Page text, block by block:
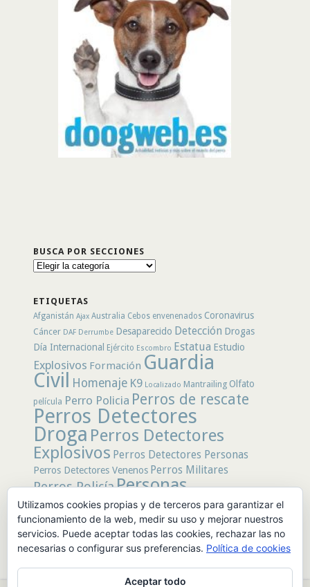
BUSCA POR SECCIONES
Busca
ETIQUETAS
Afganistán Ajax Australia Cebos envenenados Coronavirus
Cáncer DAF Derrumbe Desaparecido Detección Drogas
Día Internacional
Ejército Escombro Estatua Estudio
Explosivos Formación Guardia
Civil Homenaje K9 Localizado Mantrailing Olfato
película Perro Policia Perros de rescate
Perros Detectores
Droga Perros Detectores
Explosivos Perros Detectores Personas
Perros Detectores Venenos Perros Militares
Perros PolicíaPersonas
Desaparecidas Policía Policía Local
Policía Nacionalrastro rescate Restos
humanosTerremoto Tertulias Caninas Unidad
canina Veneno Video
Utilizamos cookies propias y de terceros para garantizar el
funcionamiento de la web, medir su uso y mejorar nuestros
servicios. Puede aceptar todas las cookies, rechazar las no
necesarias o configurar sus preferencias. Política de cookies
Aceptar todo